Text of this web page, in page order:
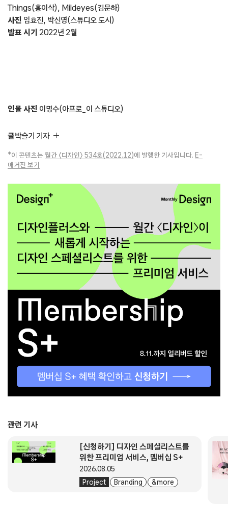
Things(홍이삭), Mildeyes(김문하)
사진 임효진, 박신영(스튜디오 도시)
발표 시기 2022년 2월
인물 사진 이명수(아프로_이 스튜디오)
글박슬기 기자
*이 콘텐츠는 월간 〈디자인〉 534호(2022.12)에 발행한 기사입니다. E-
매거진 보기
관련 기사
Project Branding & more
[신청하기] 디자인 스페셜리스트를
위한 프리미엄 서비스, 멤버십 S+
2026.08.05